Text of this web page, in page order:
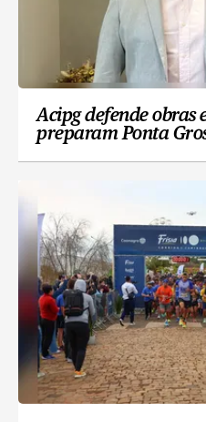
Acipg defende obras
preparam Ponta